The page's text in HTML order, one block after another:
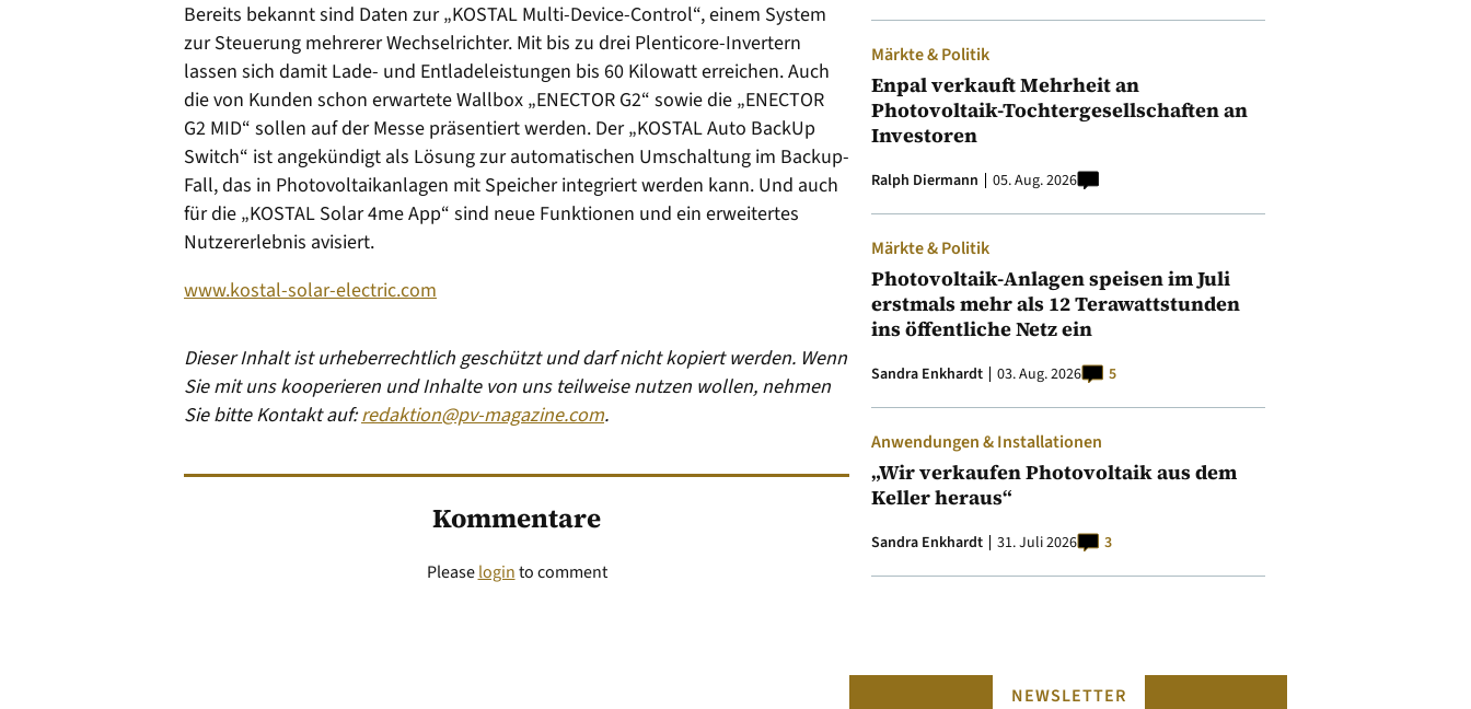
Bereits bekannt sind Daten zur „KOSTAL Multi-Device-Control“, einem System
zur Steuerung mehrerer Wechselrichter. Mit bis zu drei Plenticore-Invertern
lassen sich damit Lade- und Entladeleistungen bis 60 Kilowatt erreichen. Auch
die von Kunden schon erwartete Wallbox „ENECTOR G2“ sowie die „ENECTOR
G2 MID“ sollen auf der Messe präsentiert werden. Der „KOSTAL Auto BackUp
Switch“ ist angekündigt als Lösung zur automatischen Umschaltung im Backup-
Fall, das in Photovoltaik­anlagen mit Speicher integriert werden kann. Und auch
für die „KOSTAL Solar 4me App“ sind neue Funktionen und ein erweitertes
Nutzererlebnis avisiert.
www.kostal-solar-electric.com
Dieser Inhalt ist urheberrechtlich geschützt und darf nicht kopiert werden. Wenn
Sie mit uns kooperieren und Inhalte von uns teilweise nutzen wollen, nehmen
Sie bitte Kontakt auf:redaktion@pv-magazine.com.
Kommentare
Pleaseloginto comment
Märkte & Politik
Enpal verkauft Mehrheit an
Photovoltaik-Tochtergesellschaften an
Investoren
Ralph Diermann 05. Aug. 2026
Märkte & Politik
Photovoltaik-Anlagen speisen im Juli
erstmals mehr als 12 Terawattstunden
ins öffentliche Netz ein
Sandra Enkhardt 03. Aug. 2026 5
Anwendungen & Installationen
„Wir verkaufen Photovoltaik aus dem
Keller heraus“
Sandra Enkhardt 31. Juli 2026 3
NEWSLETTER